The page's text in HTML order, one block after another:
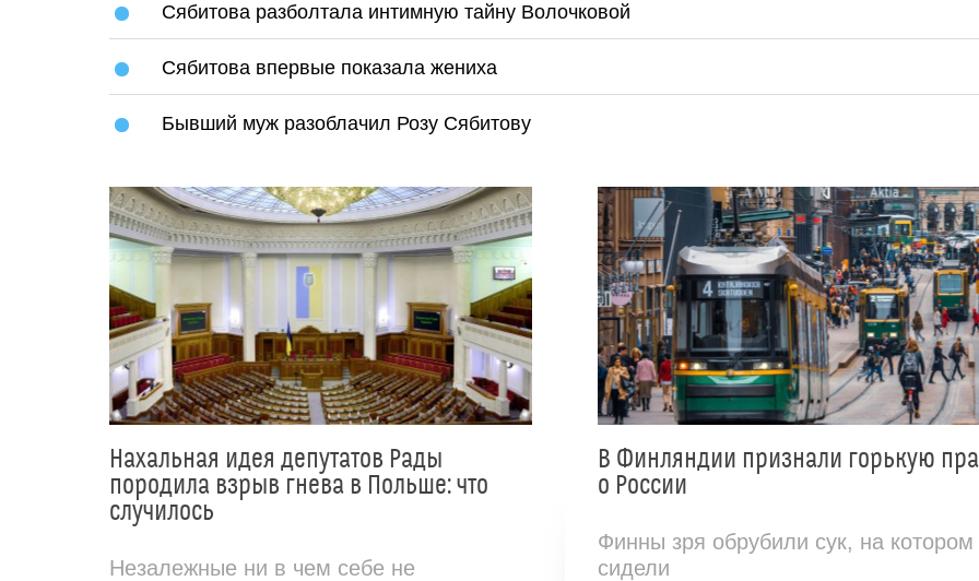
Сябитова разболтала интимную тайну Волочковой
Сябитова впервые показала жениха
Бывший муж разоблачил Розу Сябитову
Нахальная идея депутатов Рады
породила взрыв гнева в Польше: что
случилось
Незалежные ни в чем себе не
В Финляндии признали горькую
о России
Финны зря обрубили сук, на котором
сидели